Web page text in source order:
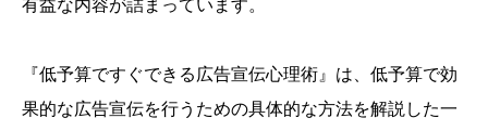
有益な内容が詰まっています。
『低予算ですぐできる広告宣伝心理術』は、低予算で効
果的な広告宣伝を行うための具体的な方法を解説した一